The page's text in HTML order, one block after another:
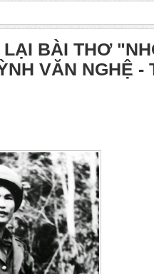
BÀI THƠ
VĂN NGHỆ -